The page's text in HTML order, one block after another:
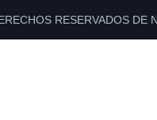
RESERVADOS DE